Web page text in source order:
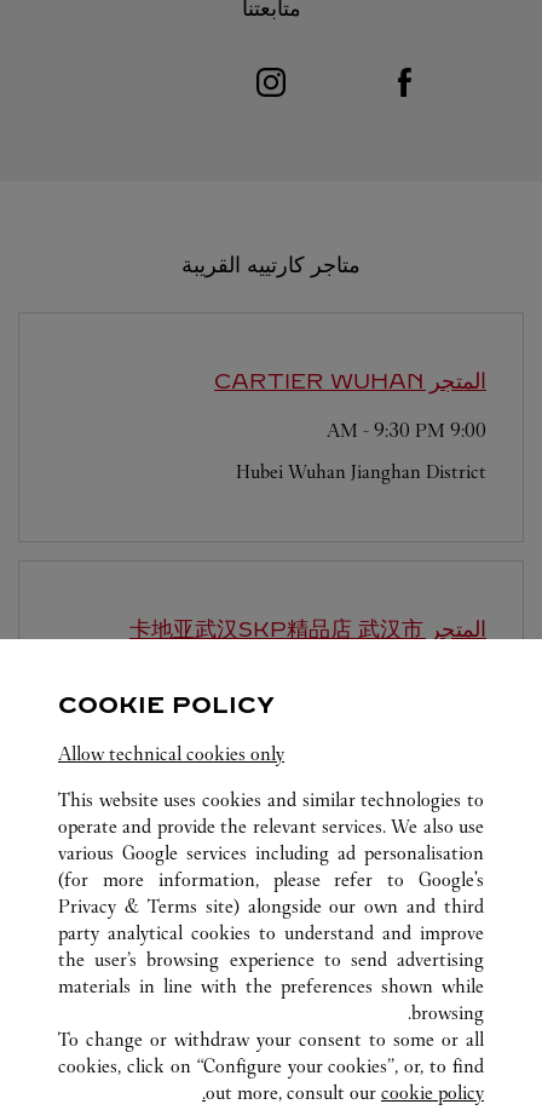
متابعتنا
Visit us on Facebook
Link Opens in New Tab
Visit us on Instagram
Link Opens in New Tab
متاجر كارتييه القريبة
المتجر CARTIER WUHAN
9:00 AM
- 9:30 PM
Hubei Wuhan Jianghan District
المتجر 卡地亚武汉SKP精品店 武汉市
كافة مواقع كارتييه الصين HUBEI
WUHAN
668 JINGHAN AVENUE
خدمة العملاء
شروط الاستخدام
الأسئلة الشائعة
COOKIE POLICY
Allow technical cookies only
This website uses cookies and similar technologies to
operate and provide the relevant services. We also use
various Google services including ad personalisation
(for more information, please refer to Google's
Privacy & Terms site) alongside our own and third
party analytical cookies to understand and improve
the user’s browsing experience to send advertising
materials in line with the preferences shown while
browsing.
To change or withdraw your consent to some or all
cookies, click on “Configure your cookies”, or, to find
out more, consult our cookie policy.